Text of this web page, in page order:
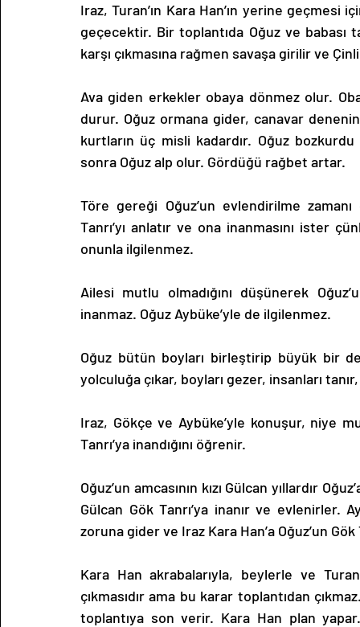
Iraz, Turan’ın Kara Han’ın yerine
geçecektir. Bir toplantıda Oğuz ve babası
karşı çıkmasına rağmen savaşa girilir ve
Ava giden erkekler obaya dönmez olur.
durur. Oğuz ormana gider, canavar
kurtların üç misli kadardır. Oğuz
sonra Oğuz alp olur. Gördüğü rağbet artar.
Töre gereği Oğuz’un evlendirilme
Tanrı’yı anlatır ve ona inanmasını ister
onunla ilgilenmez.
Ailesi mutlu olmadığını düşünerek
inanmaz. Oğuz Aybüke’yle de ilgilenmez.
Oğuz bütün boyları birleştirip büyük bir
yolculuğa çıkar, boyları gezer, insanları
Iraz, Gökçe ve Aybüke’yle konuşur, niye
Tanrı’ya inandığını öğrenir.
Oğuz’un amcasının kızı Gülcan yıllardır
Gülcan Gök Tanrı’ya inanır ve evlenirler.
zoruna gider ve Iraz Kara Han’a Oğuz’un Gök
Kara Han akrabalarıyla, beylerle ve
çıkmasıdır ama bu karar toplantıdan
toplantıya son verir. Kara Han plan